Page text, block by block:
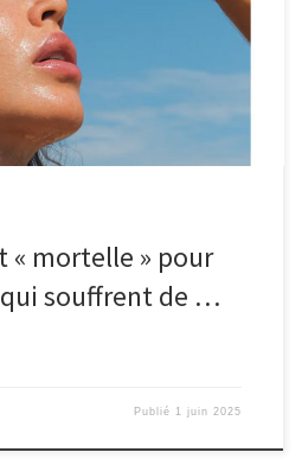
ça dans le sens de « très
déjà entendu parler du phénomène
[…]
« mortelle » pour
qui souffrent de …
Publié 1 juin 2025